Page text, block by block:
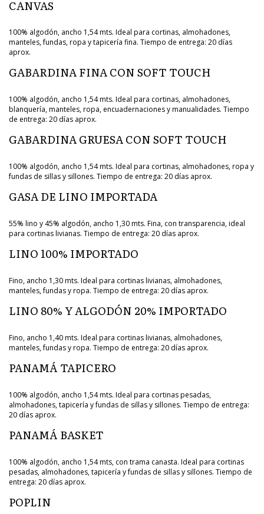
CANVAS
100% algodón, ancho 1,54 mts. Ideal para cortinas, almohadones,
manteles, fundas, ropa y tapicería fina. Tiempo de entrega: 20 días
aprox.
GABARDINA FINA CON SOFT TOUCH
100% algodón, ancho 1,54 mts. Ideal para cortinas, almohadones,
blanquería, manteles, ropa, encuadernaciones y manualidades. Tiempo
de entrega: 20 días aprox.
GABARDINA GRUESA CON SOFT TOUCH
100% algodón, ancho 1,54 mts. Ideal para cortinas, almohadones, ropa y
fundas de sillas y sillones. Tiempo de entrega: 20 días aprox.
GASA DE LINO IMPORTADA
55% lino y 45% algodón, ancho 1,30 mts. Fina, con transparencia, ideal
para cortinas livianas. Tiempo de entrega: 20 días aprox.
LINO 100% IMPORTADO
Fino, ancho 1,30 mts. Ideal para cortinas livianas, almohadones,
manteles, fundas y ropa. Tiempo de entrega: 20 días aprox.
LINO 80% Y ALGODÓN 20% IMPORTADO
Fino, ancho 1,40 mts. Ideal para cortinas livianas, almohadones,
manteles, fundas y ropa. Tiempo de entrega: 20 días aprox.
PANAMÁ TAPICERO
100% algodón, ancho 1,54 mts. Ideal para cortinas pesadas,
almohadones, tapicería y fundas de sillas y sillones. Tiempo de entrega:
20 días aprox.
PANAMÁ BASKET
100% algodón, ancho 1,54 mts, con trama canasta. Ideal para cortinas
pesadas, almohadones, tapicería y fundas de sillas y sillones. Tiempo de
entrega: 20 días aprox.
POPLIN